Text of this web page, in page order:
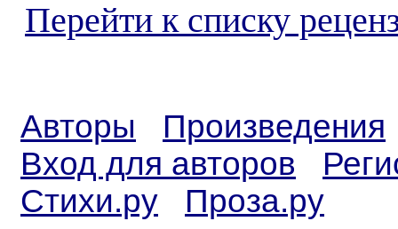
Перейти к списку
Авторы
Произведения
Вход для авторов
Стихи.ру
Проза.ру